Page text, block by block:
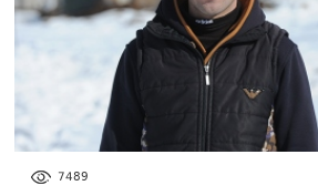
7489